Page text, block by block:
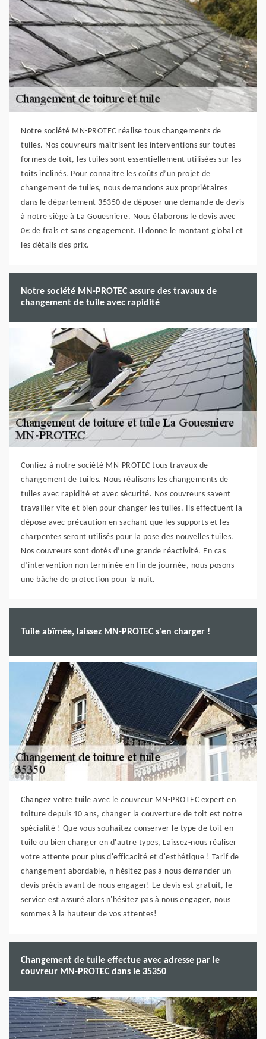
Notre société MN-PROTEC réalise tous changements de
tuiles. Nos couvreurs maitrisent les interventions sur toutes
formes de toit, les tuiles sont essentiellement utilisées sur les
toits inclinés. Pour connaitre les coûts d’un projet de
changement de tuiles, nous demandons aux propriétaires
dans le département 35350 de déposer une demande de devis
à notre siège à La Gouesniere. Nous élaborons le devis avec
0€ de frais et sans engagement. Il donne le montant global et
les détails des prix.
Notre société MN-PROTEC assure des travaux de
changement de tuile avec rapidité
Confiez à notre société MN-PROTEC tous travaux de
changement de tuiles. Nous réalisons les changements de
tuiles avec rapidité et avec sécurité. Nos couvreurs savent
travailler vite et bien pour changer les tuiles. Ils effectuent la
dépose avec précaution en sachant que les supports et les
charpentes seront utilisés pour la pose des nouvelles tuiles.
Nos couvreurs sont dotés d’une grande réactivité. En cas
d’intervention non terminée en fin de journée, nous posons
une bâche de protection pour la nuit.
Tuile abîmée, laissez MN-PROTEC s'en charger !
Changez votre tuile avec le couvreur MN-PROTEC expert en
toiture depuis 10 ans, changer la couverture de toit est notre
spécialité ! Que vous souhaitez conserver le type de toit en
tuile ou bien changer en d'autre types, Laissez-nous réaliser
votre attente pour plus d'efficacité et d'esthétique ! Tarif de
changement abordable, n'hésitez pas à nous demander un
devis précis avant de nous engager! Le devis est gratuit, le
service est assuré alors n'hésitez pas à nous engager, nous
sommes à la hauteur de vos attentes!
Changement de tuile effectue avec adresse par le
couvreur MN-PROTEC dans le 35350